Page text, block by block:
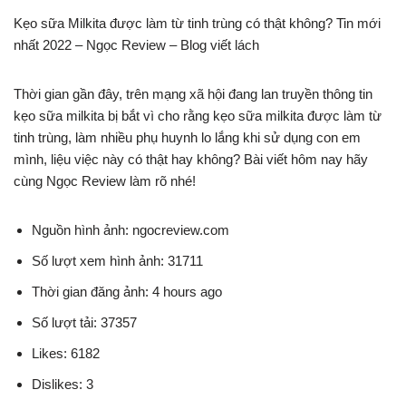
Kẹo sữa Milkita được làm từ tinh trùng có thật không? Tin mới
nhất 2022 – Ngọc Review – Blog viết lách
Thời gian gần đây, trên mạng xã hội đang lan truyền thông tin
kẹo sữa milkita bị bắt vì cho rằng kẹo sữa milkita được làm từ
tinh trùng, làm nhiều phụ huynh lo lắng khi sử dụng con em
mình, liệu việc này có thật hay không? Bài viết hôm nay hãy
cùng Ngọc Review làm rõ nhé!
Nguồn hình ảnh: ngocreview.com
Số lượt xem hình ảnh: 31711
Thời gian đăng ảnh: 4 hours ago
Số lượt tải: 37357
Likes: 6182
Dislikes: 3